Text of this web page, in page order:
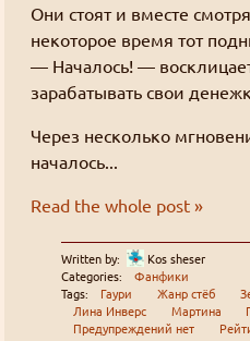
Они стоят и вместе
некоторое время тот
— Началось! —
зарабатывать свои
Через несколько
началось...
Read the whole post »
Written by:
Kos sheser
Categories:
Фанфики
Tags:
Гаури Жанр стёб
Лина Инверс
Мартина
Предупреждений нет